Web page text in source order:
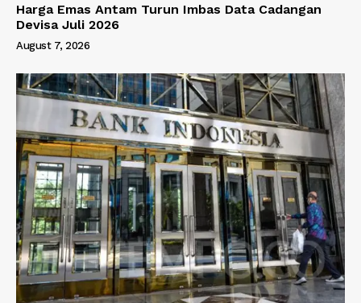
Harga Emas Antam Turun Imbas Data Cadangan
Devisa Juli 2026
August 7, 2026